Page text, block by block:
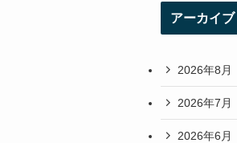
アーカイブ
2026年8月
2026年7月
2026年6月